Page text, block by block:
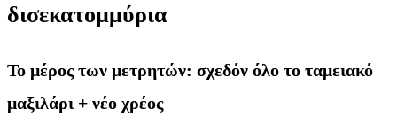
δισεκατομμύρια
Το μέρος των μετρητών: σχεδόν όλο το ταμειακό
μαξιλάρι + νέο χρέος